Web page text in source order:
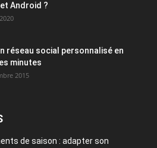
et Android ?
réseau social personnalisé en
minutes
2015
de saison : adapter son